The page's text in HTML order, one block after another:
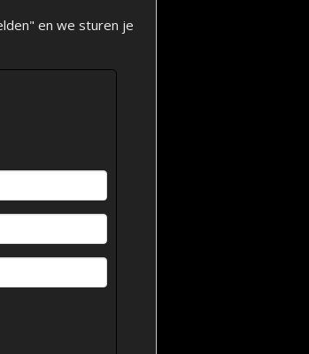
en we sturen je